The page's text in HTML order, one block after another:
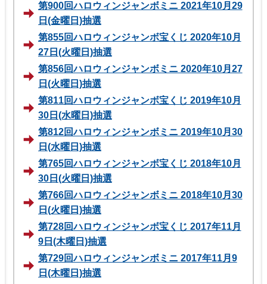
第900回ハロウィンジャンボミニ 2021年10月29
日(金曜日)抽選
第855回ハロウィンジャンボ宝くじ 2020年10月
27日(火曜日)抽選
第856回ハロウィンジャンボミニ 2020年10月27
日(火曜日)抽選
第811回ハロウィンジャンボ宝くじ 2019年10月
30日(水曜日)抽選
第812回ハロウィンジャンボミニ 2019年10月30
日(水曜日)抽選
第765回ハロウィンジャンボ宝くじ 2018年10月
30日(火曜日)抽選
第766回ハロウィンジャンボミニ 2018年10月30
日(火曜日)抽選
第728回ハロウィンジャンボ宝くじ 2017年11月
9日(木曜日)抽選
第729回ハロウィンジャンボミニ 2017年11月9
日(木曜日)抽選